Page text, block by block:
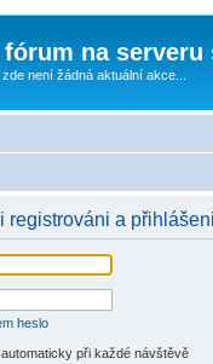
na serveru
není žádná aktuální akce...
a
heslo
automaticky při každé návštěvě